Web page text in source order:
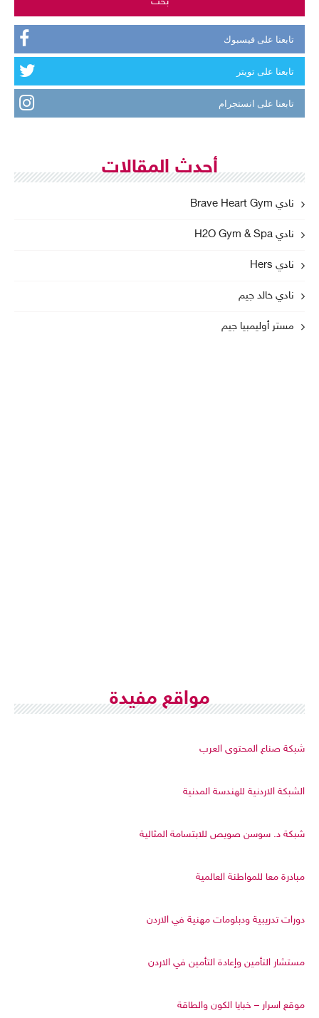
تابعنا على فيسبوك
تابعنا على تويتر
تابعنا على انستجرام
أحدث المقالات
نادي Brave Heart Gym
نادي H2O Gym & Spa
نادي Hers
نادي خالد جيم
مستر أوليمبيا جيم
مواقع مفيدة
شبكة صناع المحتوى العرب
الشبكة الاردنية للهندسة المدنية
شبكة د. سوسن صويص للابتسامة المثالية
مبادرة معا للمواطنة العالمية
دورات تدريبية ودبلومات مهنية في الاردن
مستشار التأمين وإعادة التأمين في الاردن
موقع اسرار – خبايا الكون والطاقة